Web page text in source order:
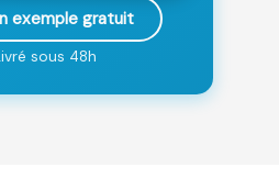
exemple gratuit
sous 48h